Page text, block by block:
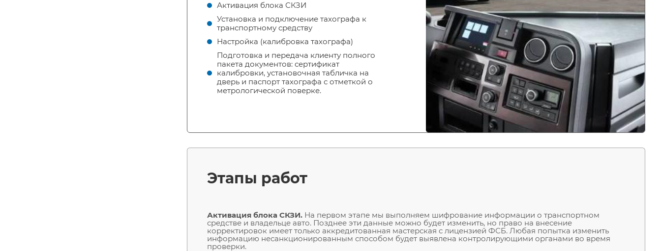
Активация блока СКЗИ
Установка и подключение тахографа к
транспортному средству
Настройка (калибровка тахографа)
Подготовка и передача клиенту полного
пакета документов: сертификат
калибровки, установочная табличка на
дверь и паспорт тахографа с отметкой о
метрологической поверке.
Этапы работ
Активация блока СКЗИ. На первом этапе мы выполняем шифрование информации о транспортном
средстве и владельце авто. Позднее эти данные можно будет изменить, но право на внесение
корректировок имеет только аккредитованная мастерская с лицензией ФСБ. Любая попытка изменить
информацию несанкционированным способом будет выявлена контролирующими органами во время
проверки.